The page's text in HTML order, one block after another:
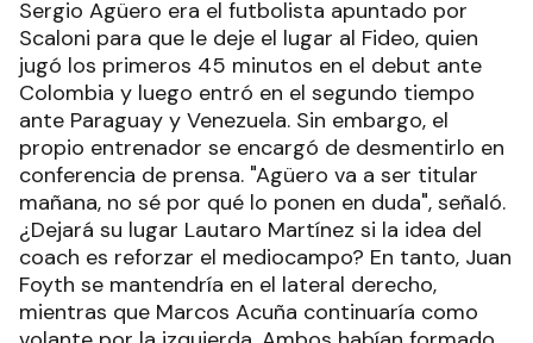
Sergio Agüero era el futbolista apuntado por
Scaloni para que le deje el lugar al Fideo, quien
jugó los primeros 45 minutos en el debut ante
Colombia y luego entró en el segundo tiempo
ante Paraguay y Venezuela. Sin embargo, el
propio entrenador se encargó de desmentirlo en
conferencia de prensa. "Agüero va a ser titular
mañana, no sé por qué lo ponen en duda", señaló.
¿Dejará su lugar Lautaro Martínez si la idea del
coach es reforzar el mediocampo? En tanto, Juan
Foyth se mantendría en el lateral derecho,
mientras que Marcos Acuña continuaría como